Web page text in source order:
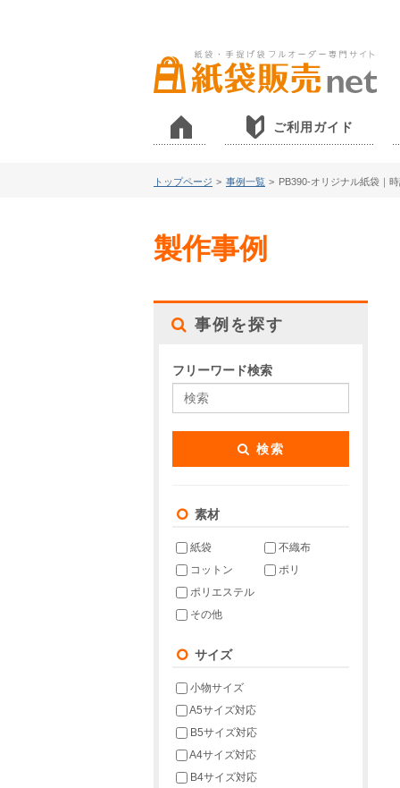
ご利用ガイド
トップページ > 事例一覧 > PB390-オリジナル紙袋｜
製作事例
事例を探す
フリーワード検索
検索
素材
紙袋
不織布
コットン
ポリ
ポリエステル
その他
サイズ
小物サイズ
A5サイズ対応
B5サイズ対応
A4サイズ対応
B4サイズ対応